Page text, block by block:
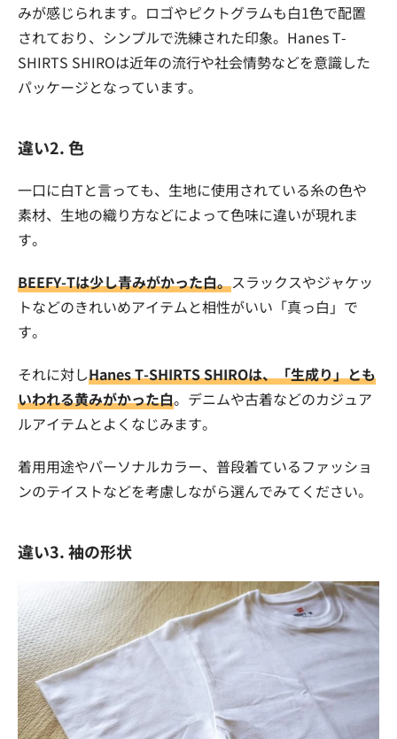
みが感じられます。ロゴやピクトグラムも白1色で配置
されており、シンプルで洗練された印象。Hanes T-
SHIRTS SHIROは近年の流行や社会情勢などを意識した
パッケージとなっています。
違い2. 色
一口に白Tと言っても、生地に使用されている糸の色や
素材、生地の織り方などによって色味に違いが現れま
す。
BEEFY-Tは少し青みがかった白。スラックスやジャケッ
トなどのきれいめアイテムと相性がいい「真っ白」で
す。
それに対しHanes T-SHIRTS SHIROは、「生成り」とも
いわれる黄みがかった白。デニムや古着などのカジュア
ルアイテムとよくなじみます。
着用用途やパーソナルカラー、普段着ているファッショ
ンのテイストなどを考慮しながら選んでみてください。
違い3. 袖の形状